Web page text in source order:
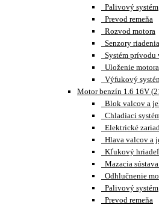
Palivový systém
Prevod remeňa
Rozvod motora
Senzory
Systém prívodu
Uloženie motora
Výfukový
Motor benzín 1.6 16V
Blok valcov a
Chladiaci
Elektrické
Hlava valcov a
Kľukový
Mazacia
Odhlučnenie
Palivový systém
Prevod remeňa